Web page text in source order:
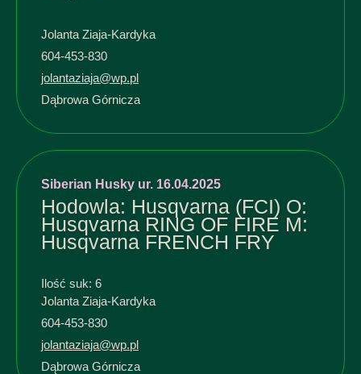
Jolanta Ziaja-Kardyka
604-453-830
jolantaziaja@wp.pl
Dąbrowa Górnicza
Siberian Husky ur. 16.04.2025
Hodowla: Husqvarna (FCI) O:
Husqvarna RING OF FIRE M:
Husqvarna FRENCH FRY
Ilość suk: 6
Jolanta Ziaja-Kardyka
604-453-830
jolantaziaja@wp.pl
Dąbrowa Górnicza